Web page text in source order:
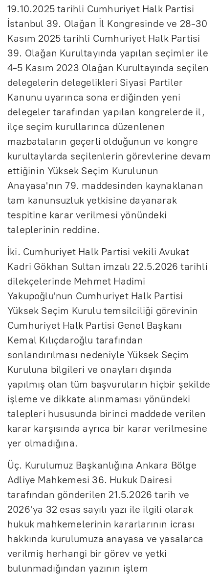
19.10.2025 tarihli Cumhuriyet Halk Partisi
İstanbul 39. Olağan İl Kongresinde ve 28-30
Kasım 2025 tarihli Cumhuriyet Halk Partisi
39. Olağan Kurultayında yapılan seçimler ile
4-5 Kasım 2023 Olağan Kurultayında seçilen
delegelerin delegelikleri Siyasi Partiler
Kanunu uyarınca sona erdiğinden yeni
delegeler tarafından yapılan kongrelerde il,
ilçe seçim kurullarınca düzenlenen
mazbataların geçerli olduğunun ve kongre
kurultaylarda seçilenlerin görevlerine devam
ettiğinin Yüksek Seçim Kurulunun
Anayasa'nın 79. maddesinden kaynaklanan
tam kanunsuzluk yetkisine dayanarak
tespitine karar verilmesi yönündeki
taleplerinin reddine.
İki. Cumhuriyet Halk Partisi vekili Avukat
Kadri Gökhan Sultan imzalı 22.5.2026 tarihli
dilekçelerinde Mehmet Hadimi
Yakupoğlu'nun Cumhuriyet Halk Partisi
Yüksek Seçim Kurulu temsilciliği görevinin
Cumhuriyet Halk Partisi Genel Başkanı
Kemal Kılıçdaroğlu tarafından
sonlandırılması nedeniyle Yüksek Seçim
Kuruluna bilgileri ve onayları dışında
yapılmış olan tüm başvuruların hiçbir şekilde
işleme ve dikkate alınmaması yönündeki
talepleri hususunda birinci maddede verilen
karar karşısında ayrıca bir karar verilmesine
yer olmadığına.
Üç. Kurulumuz Başkanlığına Ankara Bölge
Adliye Mahkemesi 36. Hukuk Dairesi
tarafından gönderilen 21.5.2026 tarih ve
2026'ya 32 esas sayılı yazı ile ilgili olarak
hukuk mahkemelerinin kararlarının icrası
hakkında kurulumuza anayasa ve yasalarca
verilmiş herhangi bir görev ve yetki
bulunmadığından yazının işlem